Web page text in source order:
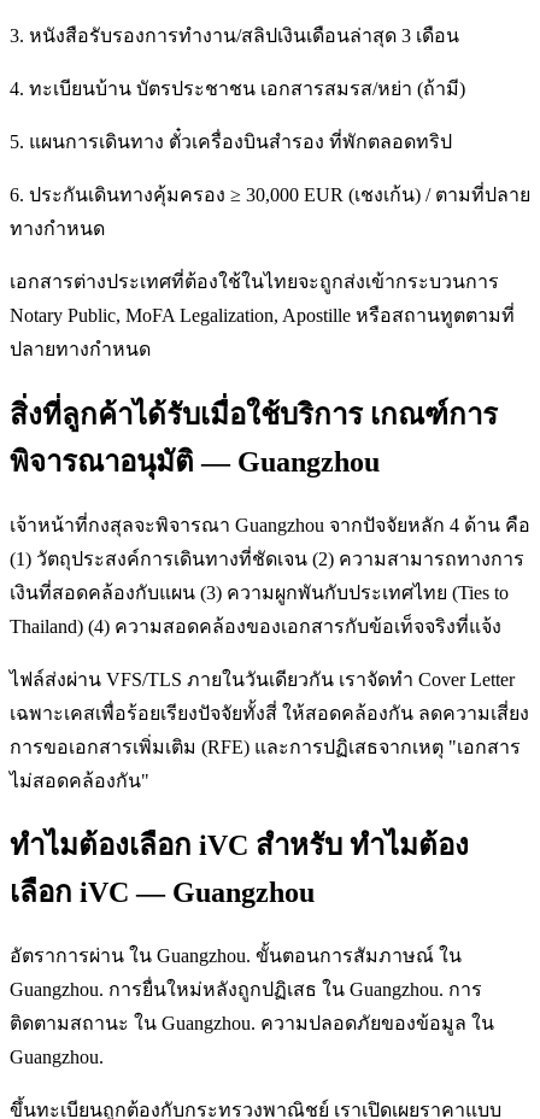
3. หนังสือรับรองการทำงาน/สลิปเงินเดือนล่าสุด 3 เดือน
4. ทะเบียนบ้าน บัตรประชาชน เอกสารสมรส/หย่า (ถ้ามี)
5. แผนการเดินทาง ตั๋วเครื่องบินสำรอง ที่พักตลอดทริป
6. ประกันเดินทางคุ้มครอง ≥ 30,000 EUR (เชงเก้น) / ตามที่ปลาย
ทางกำหนด
เอกสารต่างประเทศที่ต้องใช้ในไทยจะถูกส่งเข้ากระบวนการ
Notary Public, MoFA Legalization, Apostille หรือสถานทูตตามที่
ปลายทางกำหนด
สิ่งที่ลูกค้าได้รับเมื่อใช้บริการ เกณฑ์การ
พิจารณาอนุมัติ — Guangzhou
เจ้าหน้าที่กงสุลจะพิจารณา Guangzhou จากปัจจัยหลัก 4 ด้าน คือ
(1) วัตถุประสงค์การเดินทางที่ชัดเจน (2) ความสามารถทางการ
เงินที่สอดคล้องกับแผน (3) ความผูกพันกับประเทศไทย (Ties to
Thailand) (4) ความสอดคล้องของเอกสารกับข้อเท็จจริงที่แจ้ง
ไฟล์ส่งผ่าน VFS/TLS ภายในวันเดียวกัน เราจัดทำ Cover Letter
เฉพาะเคสเพื่อร้อยเรียงปัจจัยทั้งสี่ ให้สอดคล้องกัน ลดความเสี่ยง
การขอเอกสารเพิ่มเติม (RFE) และการปฏิเสธจากเหตุ "เอกสาร
ไม่สอดคล้องกัน"
ทำไมต้องเลือก iVC สำหรับ ทำไมต้อง
เลือก iVC — Guangzhou
อัตราการผ่าน ใน Guangzhou. ขั้นตอนการสัมภาษณ์ ใน
Guangzhou. การยื่นใหม่หลังถูกปฏิเสธ ใน Guangzhou. การ
ติดตามสถานะ ใน Guangzhou. ความปลอดภัยของข้อมูล ใน
Guangzhou.
ขึ้นทะเบียนถูกต้องกับกระทรวงพาณิชย์ เราเปิดเผยราคาแบบ